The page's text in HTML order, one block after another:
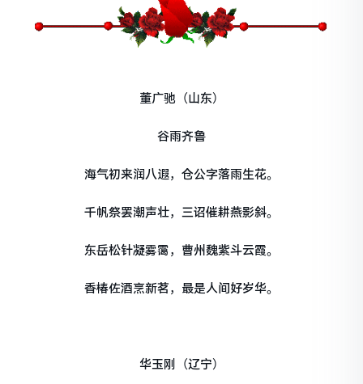
董广驰（山东）
谷雨齐鲁
海气初来润八遐，仓公字落雨生花。
千帆祭罢潮声壮，三诏催耕燕影斜。
东岳松针凝雾霭，曹州魏紫斗云霞。
香椿佐酒烹新茗，最是人间好岁华。
华玉刚（辽宁）